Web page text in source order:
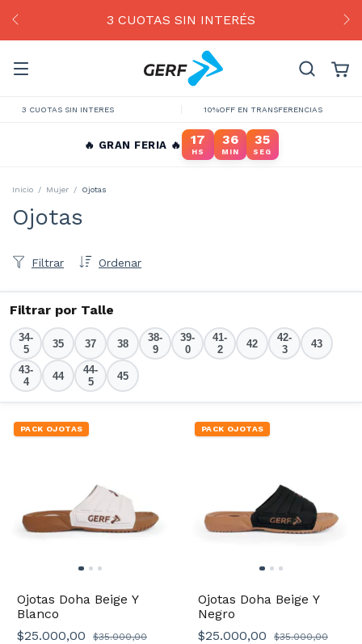
3 CUOTAS SIN INTERÉS
3 CUOTAS SIN INTERES 10%OFF EN TRANSFERENCIAS
🔥 GRAN FERIA 🔥 17
HS
36
MIN
34
SEG
Inicio / Mujer / Ojotas
Ojotas
Ordenar
Filtrar
Filtrar por Talle
34-
5
35 37 38
38-
9
39-
0
41-
2
42
42-
3
43
43-
4
44
44-
5
45
PACK OJOTAS
Ojotas Doha Beige Y
Blanco
$25.000,00
$35.000,00
PACK OJOTAS
Ojotas Doha Beige Y
Negro
$25.000,00
$35.000,00